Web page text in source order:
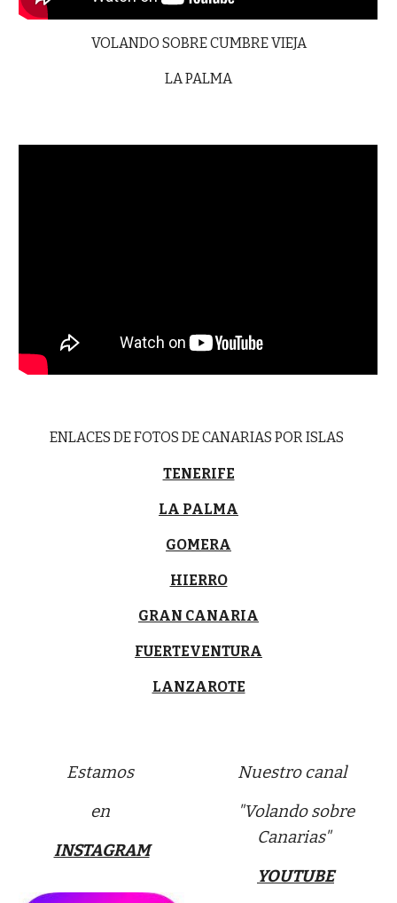
VOLANDO SOBRE CUMBRE VIEJA
LA PALMA
ENLACES DE FOTOS DE CANARIAS POR ISLAS
TENERIFE
LA PALMA
GOMERA
HIERRO
GRAN CANARIA
FUERTEVENTURA
LANZAROTE
Estamos
en
INSTAGRAM
Nuestro canal
"Volando sobre
Canarias"
YOUTUBE